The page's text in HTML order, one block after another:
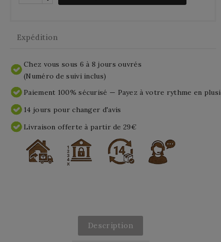
Expédition
Chez vous sous 6 à 8 jours ouvrés
(Numéro de suivi inclus)
Paiement 100% sécurisé — Payez à votre rythme en
14 jours pour changer d'avis
Livraison offerte à partir de 29€
Description